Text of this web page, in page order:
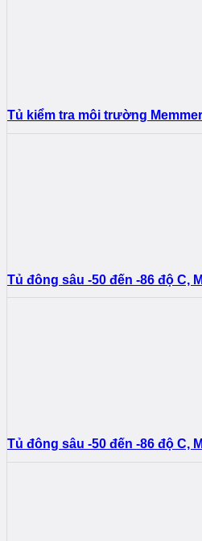
Tủ kiểm tra môi trường
Tủ đông sâu -50 đến -86 độ C,
Tủ đông sâu -50 đến -86 độ C,